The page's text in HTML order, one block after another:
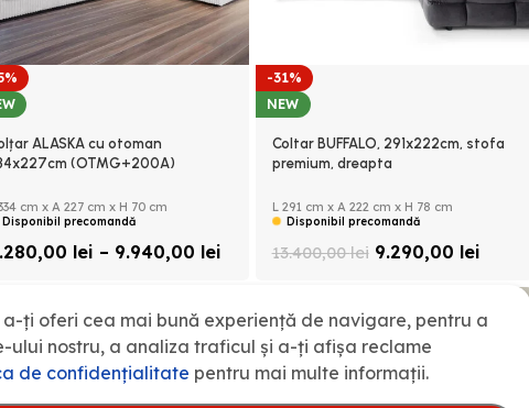
ALASKA cu otoman
(OTMG+200A)
cm x A 227 cm x H 70 cm
Disponibil precomandă
lei – 9.940,00 lei
-31%
NEW
Coltar BUFFALO, 291x222cm, stofa
premium, dreapta
L 291 cm x A 222 cm x H 78 cm
Disponibil precomandă
13.400,00lei 9.290,00 lei
ți oferi cea mai bună experiență de navigare, pentru a
ului nostru, a analiza traficul și a-ți afișa reclame
de confidenţialitate pentru mai multe informații.